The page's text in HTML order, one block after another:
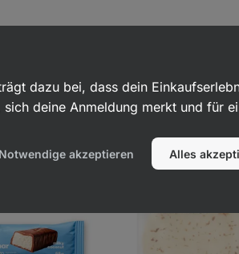
dazu bei, dass dein
deine Anmeldung merkt und für
akzeptieren Alles